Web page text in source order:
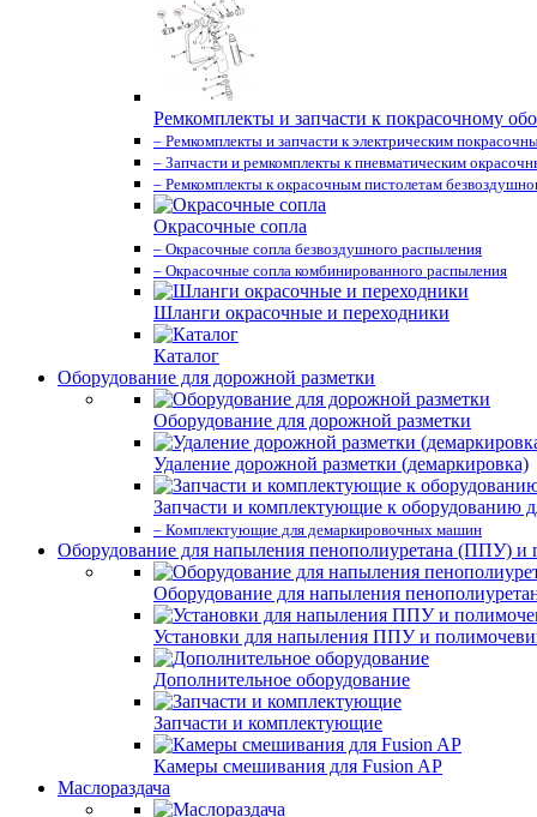
Ремкомплекты и запчасти к покрасочному
– Ремкомплекты и запчасти к электрическим
– Запчасти и ремкомплекты к пневматическим
– Ремкомплекты к окрасочным пистолетам
Окрасочные сопла
– Окрасочные сопла безвоздушного распыления
– Окрасочные сопла комбинированного распыления
Шланги окрасочные и переходники
Каталог
Оборудование для дорожной разметки
Оборудование для дорожной разметки
Удаление дорожной разметки (демаркировка)
Запчасти и комплектующие к оборудованию
– Комплектующие для демаркировочных машин
Оборудование для напыления пенополиуретана (ППУ) и
Оборудование для напыления
Установки для напыления ППУ и
Дополнительное оборудование
Запчасти и комплектующие
Камеры смешивания для Fusion AP
Маслораздача